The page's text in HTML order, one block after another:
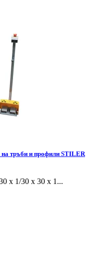
тръби и профили STILER
x 1/30 x 30 x 1...